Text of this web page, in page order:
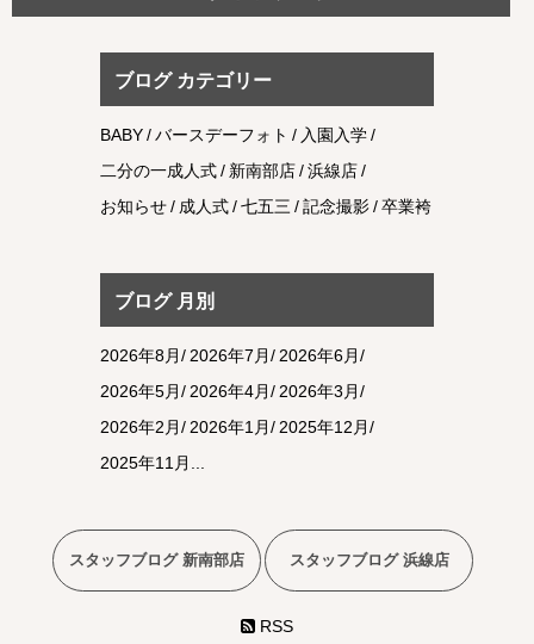
ブログ カテゴリー
BABY バースデーフォト
入園入学
二分の一成人式
新南部店
浜線店
お知らせ
成人式 七五三 記念撮影 卒業袴
ブログ 月別
2026年8月 2026年7月
2026年6月
2026年5月
2026年4月
2026年3月
2026年2月
2026年1月
2025年12月
2025年11月
スタッフブログ 新南部店 スタッフブログ 浜線店
RSS